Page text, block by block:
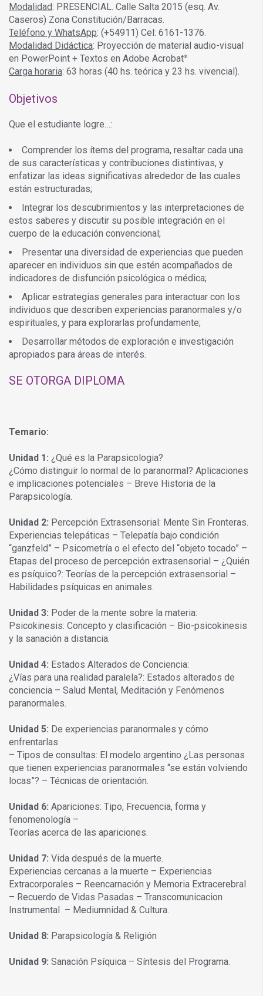
Modalidad: PRESENCIAL. Calle Salta 2015 (esq. Av.
Caseros) Zona Constitución/Barracas.
Teléfono y WhatsApp: (+54911) Cel: 6161-1376.
Modalidad Didáctica: Proyección de material audio-visual
en PowerPoint + Textos en Adobe Acrobat®
Carga horaria: 63 horas (40 hs. teórica y 23 hs. vivencial).
Objetivos
Que el estudiante logre…:
Comprender los ítems del programa, resaltar cada una
de sus características y contribuciones distintivas, y
enfatizar las ideas significativas alrededor de las cuales
están estructuradas;
Integrar los descubrimientos y las interpretaciones de
estos saberes y discutir su posible integración en el
cuerpo de la educación convencional;
Presentar una diversidad de experiencias que pueden
aparecer en individuos sin que estén acompañados de
indicadores de disfunción psicológica o médica;
Aplicar estrategias generales para interactuar con los
individuos que describen experiencias paranormales y/o
espirituales, y para explorarlas profundamente;
Desarrollar métodos de exploración e investigación
apropiados para áreas de interés.
SE OTORGA DIPLOMA
Temario:
Unidad 1: ¿Qué es la Parapsicologia?
¿Cómo distinguir lo normal de lo paranormal? Aplicaciones
e implicaciones potenciales – Breve Historia de la
Parapsicología.
Unidad 2: Percepción Extrasensorial: Mente Sin Fronteras.
Experiencias telepáticas – Telepatía bajo condición
“ganzfeld” – Psicometría o el efecto del “objeto tocado” –
Etapas del proceso de percepción extrasensorial – ¿Quién
es psíquico?: Teorías de la percepción extrasensorial –
Habilidades psíquicas en animales.
Unidad 3: Poder de la mente sobre la materia:
Psicokinesis: Concepto y clasificación – Bio-psicokinesis
y la sanación a distancia.
Unidad 4: Estados Alterados de Conciencia:
¿Vías para una realidad paralela?: Estados alterados de
conciencia – Salud Mental, Meditación y Fenómenos
paranormales.
Unidad 5: De experiencias paranormales y cómo
enfrentarlas
– Tipos de consultas: El modelo argentino ¿Las personas
que tienen experiencias paranormales “se están volviendo
locas”? – Técnicas de orientación.
Unidad 6: Apariciones: Tipo, Frecuencia, forma y
fenomenología –
Teorías acerca de las apariciones.
Unidad 7: Vida después de la muerte.
Experiencias cercanas a la muerte – Experiencias
Extracorporales – Reencarnación y Memoria Extracerebral
– Recuerdo de Vidas Pasadas – Transcomunicacion
Instrumental – Mediumnidad & Cultura.
Unidad 8: Parapsicología & Religión
Unidad 9: Sanación Psíquica – Síntesis del Programa.